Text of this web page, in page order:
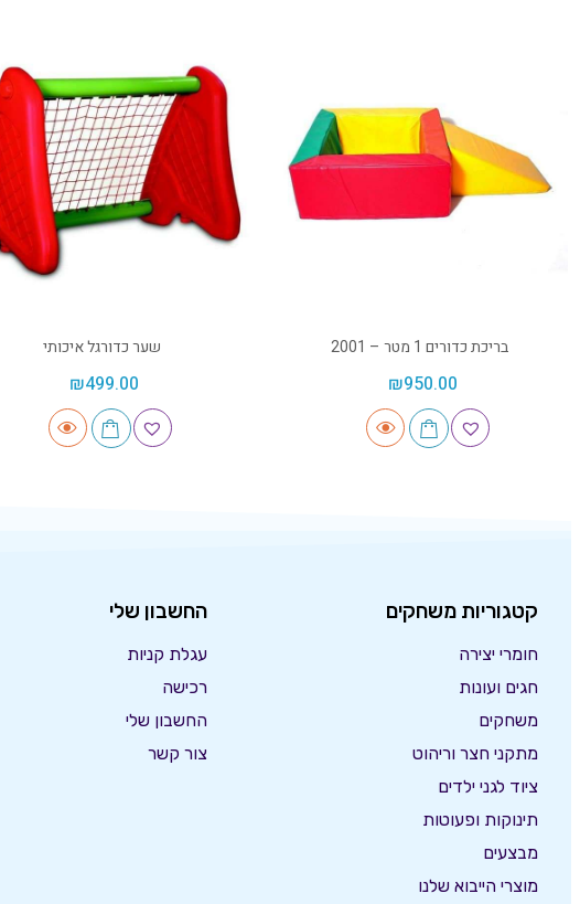
בריכת כדורים 1 מטר – 2001
₪950.00
שער כדורגל איכותי
₪499.00
קטגוריות משחקים
חומרי יצירה
חגים ועונות
משחקים
מתקני חצר וריהוט
ציוד לגני ילדים
תינוקות ופעוטות
מבצעים
מוצרי הייבוא שלנו
החשבון שלי
עגלת קניות
רכישה
החשבון שלי
צור קשר